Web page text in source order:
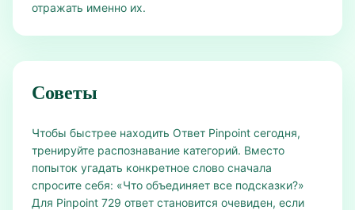
отражать именно их.
Советы
Чтобы быстрее находить Ответ Pinpoint сегодня,
тренируйте распознавание категорий. Вместо
попыток угадать конкретное слово сначала
спросите себя: «Что объединяет все подсказки?»
Для Pinpoint 729 ответ становится очевиден, если